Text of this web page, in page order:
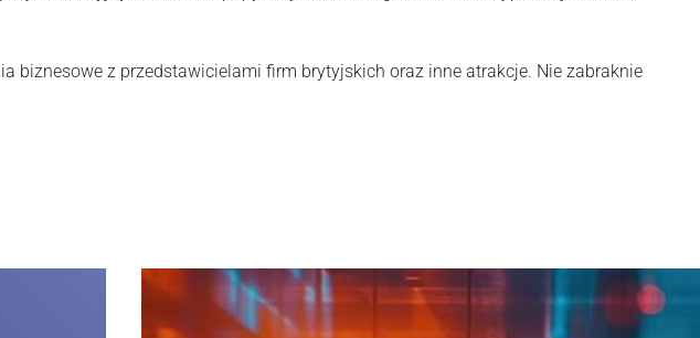
biznesowe z przedstawicielami firm brytyjskich oraz inne atrakcje. Nie zabraknie